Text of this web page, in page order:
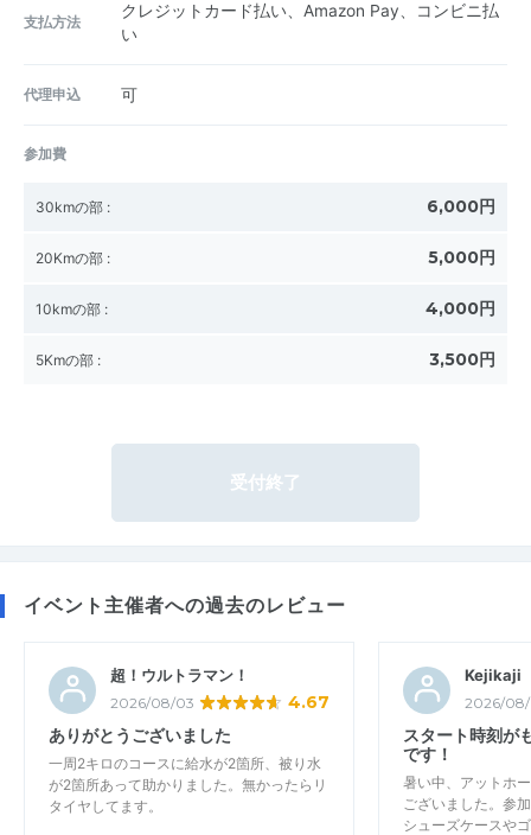
支払方法
クレジットカード払い、Amazon Pay、コンビニ払
い
代理申込 可
参加費
30kmの部 : 6,000円
20Kmの部 : 5,000円
10kmの部 : 4,000円
5Kmの部 : 3,500円
受付終了
イベント主催者への過去のレビュー
超！ウルトラマン！
2026/08/03 4.67
ありがとうございました
一周2キロのコースに給水が2箇所、被り水
が2箇所あって助かりました。無かったらリ
タイヤしてます。
Kejikaji
2026/08/
スタート時刻が
です！
暑い中、アットホ
ございました。参
シューズケースや